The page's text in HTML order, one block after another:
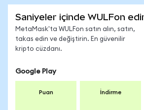
Saniyeler içinde WULFon
MetaMask'ta WULFon satın alın, satın,
takas edin ve değiştirin. En güvenilir
kripto cüzdanı.
Google Play
Puan İndirme